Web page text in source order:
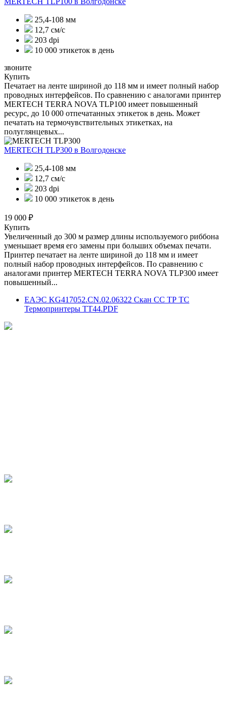
25,4-108 мм
12,7 см/с
203 dpi
10 000 этикеток в день
звоните
Купить
Печатает на ленте шириной до 118 мм и имеет полный набор
проводных интерфейсов. По сравнению с аналогами принтер
MERTECH TERRA NOVA TLP100 имеет повышенный
ресурс, до 10 000 отпечатанных этикеток в день. Может
печатать на термочувствительных этикетках, на
полуглянцевых...
MERTECH TLP300 в Волгодонске
25,4-108 мм
12,7 см/с
203 dpi
10 000 этикеток в день
19 000 ₽
Купить
Увеличенный до 300 м размер длины используемого риббона
уменьшает время его замены при больших объемах печати.
Принтер печатает на ленте шириной до 118 мм и имеет
полный набор проводных интерфейсов. По сравнению с
аналогами принтер MERTECH TERRA NOVA TLP300 имеет
повышенный...
ЕАЭС KG417052.CN.02.06322 Скан СС ТР ТС
Термопринтеры ТТ44.PDF